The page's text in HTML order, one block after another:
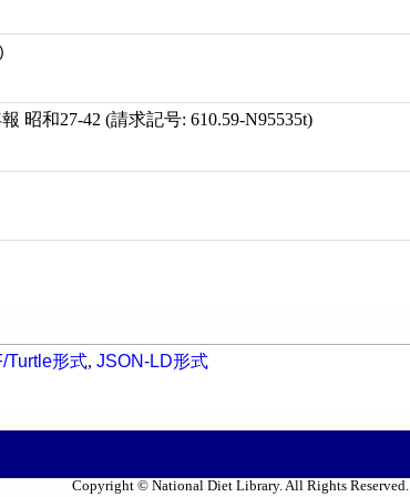
昭和27-42 (請求記号: 610.59-N95535t)
Turtle形式, JSON-LD形式
Copyright © National Diet Library. All Rights Reserved.